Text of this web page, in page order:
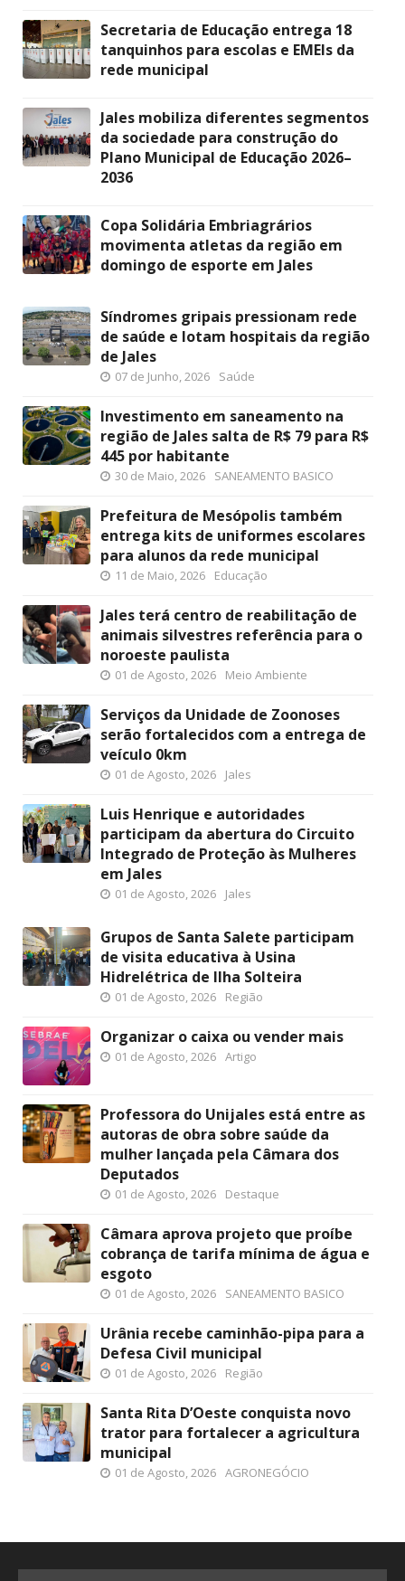
Secretaria de Educação entrega 18
tanquinhos para escolas e EMEIs da
rede municipal
Jales mobiliza diferentes segmentos
da sociedade para construção do
Plano Municipal de Educação 2026–
2036
Copa Solidária Embriagrários
movimenta atletas da região em
domingo de esporte em Jales
Síndromes gripais pressionam rede
de saúde e lotam hospitais da região
de Jales
07 de Junho, 2026 Saúde
Investimento em saneamento na
região de Jales salta de R$ 79 para R$
445 por habitante
30 de Maio, 2026 SANEAMENTO BASICO
Prefeitura de Mesópolis também
entrega kits de uniformes escolares
para alunos da rede municipal
11 de Maio, 2026 Educação
Jales terá centro de reabilitação de
animais silvestres referência para o
noroeste paulista
01 de Agosto, 2026 Meio Ambiente
Serviços da Unidade de Zoonoses
serão fortalecidos com a entrega de
veículo 0km
01 de Agosto, 2026 Jales
Luis Henrique e autoridades
participam da abertura do Circuito
Integrado de Proteção às Mulheres
em Jales
01 de Agosto, 2026 Jales
Grupos de Santa Salete participam
de visita educativa à Usina
Hidrelétrica de Ilha Solteira
01 de Agosto, 2026 Região
Organizar o caixa ou vender mais
01 de Agosto, 2026 Artigo
Professora do Unijales está entre as
autoras de obra sobre saúde da
mulher lançada pela Câmara dos
Deputados
01 de Agosto, 2026 Destaque
Câmara aprova projeto que proíbe
cobrança de tarifa mínima de água e
esgoto
01 de Agosto, 2026 SANEAMENTO BASICO
Urânia recebe caminhão-pipa para a
Defesa Civil municipal
01 de Agosto, 2026 Região
Santa Rita D’Oeste conquista novo
trator para fortalecer a agricultura
municipal
01 de Agosto, 2026 AGRONEGÓCIO